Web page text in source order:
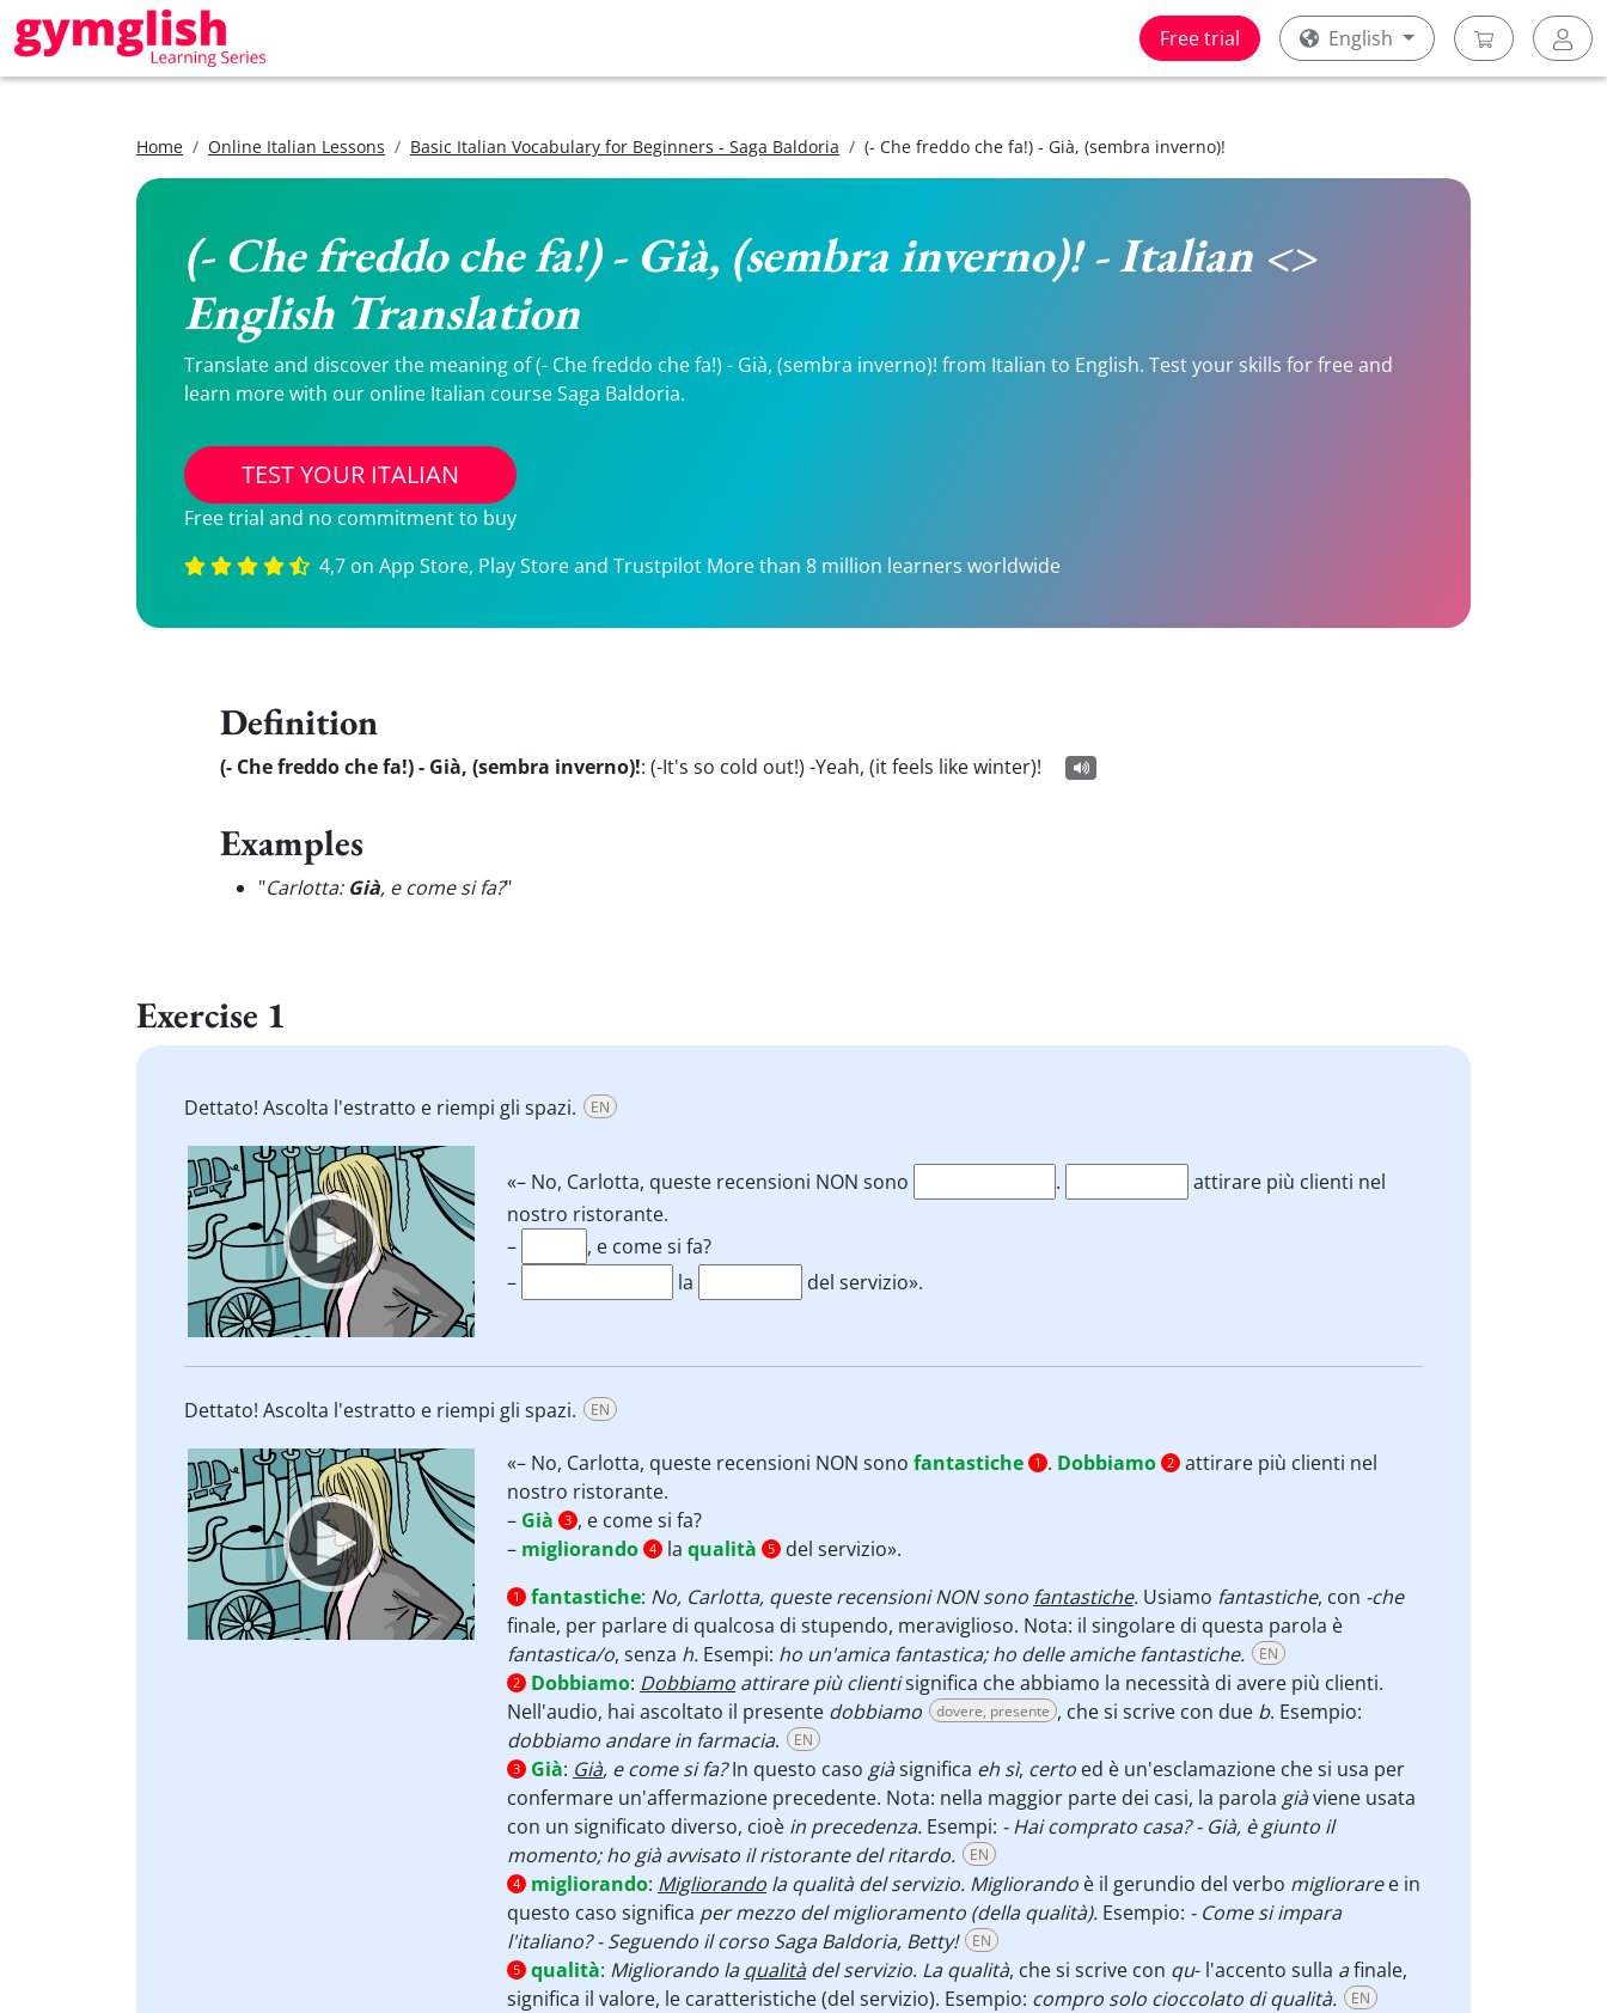
Free trial English
Home Online Italian Lessons Basic Italian Vocabulary for Beginners - Saga Baldoria (- Che freddo che fa!) - Già, (sembra inverno)!
(- Che freddo che fa!) - Già, (sembra inverno)! - Italian <>
English Translation
Translate and discover the meaning of (- Che freddo che fa!) - Già, (sembra inverno)! from Italian to English. Test your skills for free and
learn more with our online Italian course Saga Baldoria.
TEST YOUR ITALIAN
Free trial and no commitment to buy
4,7 on App Store, Play Store and Trustpilot More than 8 million learners worldwide
Definition
(- Che freddo che fa!) - Già, (sembra inverno)!: (-It's so cold out!) -Yeah, (it feels like winter)!
Examples
"Carlotta: Già, e come si fa?"
Exercise 1
Dettato! Ascolta l'estratto e riempi gli spazi. EN
Video
Player
«– No, Carlotta, queste recensioni NON sono .
attirare più clienti nel
nostro ristorante.
–
, e come si fa?
–
la del servizio».
Dettato! Ascolta l'estratto e riempi gli spazi. EN
Video
Player
«– No, Carlotta, queste recensioni NON sono fantastiche 1 . Dobbiamo 2 attirare più clienti nel
nostro ristorante.
– Già 3 , e come si fa?
– migliorando 4 la qualità 5 del servizio».
1 fantastiche: No, Carlotta, queste recensioni NON sono fantastiche. Usiamo fantastiche, con -che
finale, per parlare di qualcosa di stupendo, meraviglioso. Nota: il singolare di questa parola è
fantastica/o, senza h. Esempi: ho un'amica fantastica; ho delle amiche fantastiche. EN
2 Dobbiamo: Dobbiamo attirare più clientisignifica che abbiamo la necessità di avere più clienti.
Nell'audio, hai ascoltato il presente dobbiamo dovere, presente , che si scrive con due b. Esempio:
dobbiamo andare in farmacia. EN
3 Già: Già, e come si fa?In questo caso giàsignifica eh sì, certo ed è un'esclamazione che si usa per
confermare un'affermazione precedente. Nota: nella maggior parte dei casi, la parola giàviene usata
con un significato diverso, cioè in precedenza. Esempi: - Hai comprato casa? - Già, è giunto il
momento; ho già avvisato il ristorante del ritardo.
EN
4 migliorando: Migliorando la qualità del servizio. Migliorando è il gerundio del verbo miglioraree in
questo caso significa per mezzo del miglioramento (della qualità). Esempio: - Come si impara
l'italiano? - Seguendo il corso Saga Baldoria, Betty!
EN
5 qualità: Migliorando laqualitàdel servizio. La qualità, che si scrive con qu- l'accento sulla afinale,
significa il valore, le caratteristiche (del servizio). Esempio: compro solo cioccolato di qualità. EN